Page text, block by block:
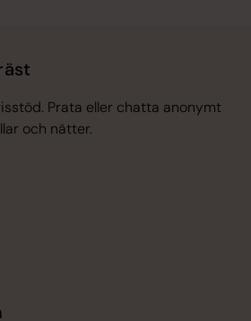
Prata eller chatta anonymt
och nätter.